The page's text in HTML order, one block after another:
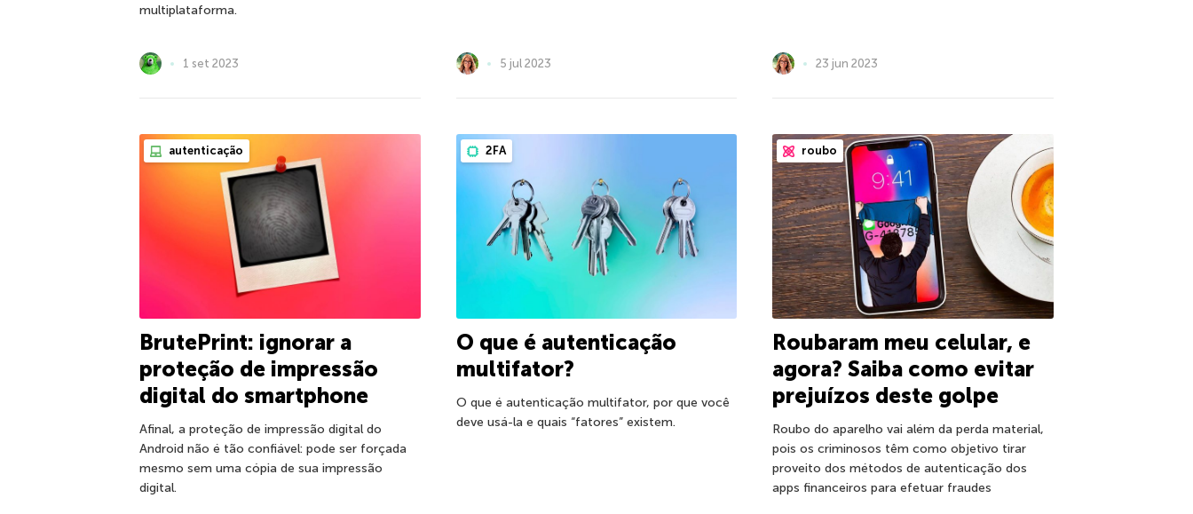
multiplataforma.
1 set 2023 5 jul 2023 23 jun 2023
autenticação
BrutePrint: ignorar a
proteção de impressão
digital do smartphone
Afinal, a proteção de impressão digital do
Android não é tão confiável: pode ser forçada
mesmo sem uma cópia de sua impressão
digital.
2FA
O que é autenticação
multifator?
O que é autenticação multifator, por que você
deve usá-la e quais “fatores” existem.
roubo
Roubaram meu celular, e
agora? Saiba como evitar
prejuízos deste golpe
Roubo do aparelho vai além da perda material,
pois os criminosos têm como objetivo tirar
proveito dos métodos de autenticação dos
apps financeiros para efetuar fraudes